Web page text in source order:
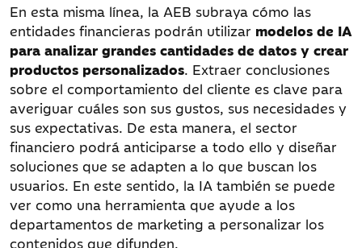
En esta misma línea, la AEB subraya cómo las
entidades financieras podrán utilizar modelos de IA
para analizar grandes cantidades de datos y crear
productos personalizados. Extraer conclusiones
sobre el comportamiento del cliente es clave para
averiguar cuáles son sus gustos, sus necesidades y
sus expectativas. De esta manera, el sector
financiero podrá anticiparse a todo ello y diseñar
soluciones que se adapten a lo que buscan los
usuarios. En este sentido, la IA también se puede
ver como una herramienta que ayude a los
departamentos de marketing a personalizar los
contenidos que difunden.